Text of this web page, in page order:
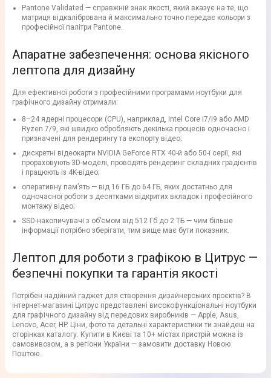
Pantone Validated — справжній знак якості, який вказує на те, що
матриця відкалібрована й максимально точно передає кольори з
професійної палітри Pantone.
Апаратне забезпечення: основа якісного
лептопа для дизайну
Для ефективної роботи з професійними програмами ноутбуки для
графічного дизайну отримали:
8–24 ядерні процесори (CPU), наприклад, Intel Core i7/i9 або AMD
Ryzen 7/9, які швидко обробляють декілька процесів одночасно і
призначені для рендерингу та експорту відео;
дискретні відеокарти NVIDIA GeForce RTX 40-й або 50-ї серії, які
прораховують 3D-моделі, проводять рендеринг складних градієнтів
і працюють із 4K-відео;
оперативну пам’ять — від 16 ГБ до 64 ГБ, яких достатньо для
одночасної роботи з десятками відкритих вкладок і професійного
монтажу відео;
SSD-накопичувачі з об’ємом від 512 Гб до 2 ТБ — чим більше
інформації потрібно зберігати, тим вище має бути показник.
Лептоп для роботи з графікою в Цитрус —
безпечні покупки та гарантія якості
Потрібен надійний гаджет для створення дизайнерських проєктів? В
інтернет-магазині Цитрус представлені високофункціональні ноутбуки
для графічного дизайну від передових виробників — Apple, Asus,
Lenovo, Acer, HP. Ціни, фото та детальні характеристики ти знайдеш на
сторінках каталогу. Купити в Києві та 10+ містах пристрій можна із
самовивозом, а в регіони України — замовити доставку Новою
Поштою.